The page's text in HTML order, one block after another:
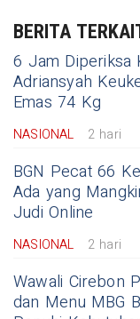
BERITA
6 Jam Diperiksa
Adriansyah
Emas 74 Kg
NASIONAL 2 hari
BGN Pecat 66
Ada yang
Judi Online
NASIONAL 2 hari
Wawali Cirebon
dan Menu MBG